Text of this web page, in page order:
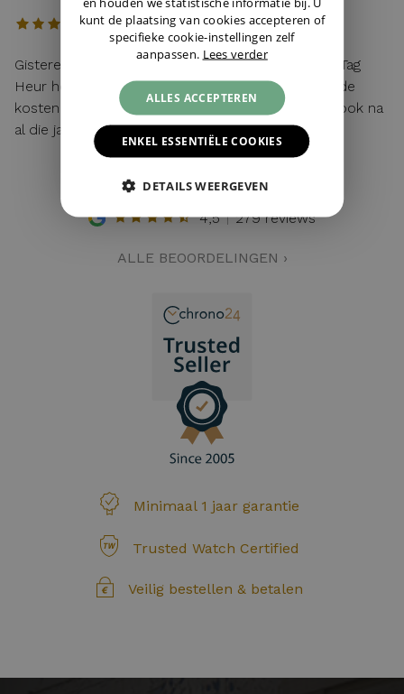
Gisteren mijn lege batterij van mijn hier gekochte Tag
Heur horloge laten vervangen. Toen ik vroeg wat de
kosten waren: "service van de zaak!". Top service ook na
al die jaren!
4,5 279 reviews
ALLE BEOORDELINGEN ›
Minimaal 1 jaar garantie
Trusted Watch Certified
Veilig bestellen & betalen
kunt de plaatsing van cookies accepteren of
specifieke cookie-instellingen zelf
aanpassen. Lees verder
ALLES ACCEPTEREN
ENKEL ESSENTIËLE COOKIES
DETAILS WEERGEVEN